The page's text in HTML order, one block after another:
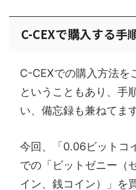
C-CEXで購入する手
C-CEXでの購入方法を
ということもあり、手
い、備忘録も兼ねてます
今回、「0.06ビットコ
での「ビットゼニー（
イン、銭コイン）」を